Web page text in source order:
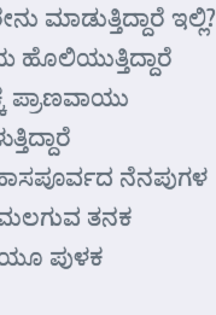
ಮಾಡುತ್ತಿದ್ದಾರೆ ಇಲ್ಲಿ?
ಪ್ರಾಣವಾಯು
ನೆನಪುಗಳ
ತನಕ
ಪುಳಕ